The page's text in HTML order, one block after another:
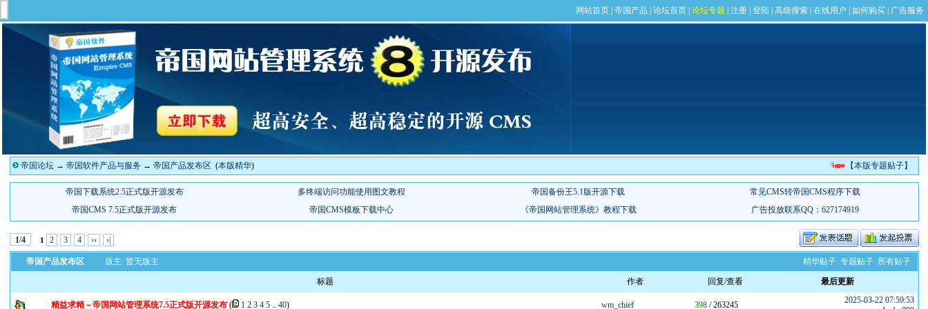
帝国论坛→ 帝国软件产品与服务 → 帝国产品发布区 (本版精华) 【本版专题贴子】
1/4 1 2 3 4 ›› ›|
帝国产品发布区 版主: 暂无版主 精华贴子 专题贴子 所有贴子
标题 作者 回复/查看 最后更新
精益求精－帝国网站管理系统7.5正式版开源发布( 1 2 3 4 5.. 40) wm_chief 398 / 263245
2025-03-22 07:59:53